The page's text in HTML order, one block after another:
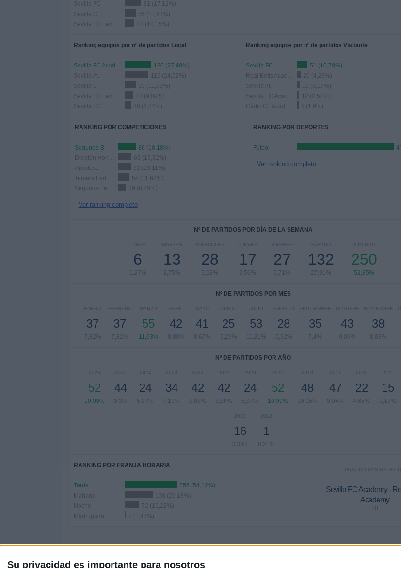
Su privacidad es importante para nosotros
Sevilla FC
81 (17,12%)
Sevilla C
55 (11,63%)
48 (10,15%)
Ranking equipos por nº de partidos Local
Sevilla FC Academy
130 (27,48%)
Sevilla At.
116 (24,52%)
Sevilla C
55 (11,63%)
43 (9,09%)
Sevilla FC
30 (6,34%)
Ranking equipos por nº de partidos Visitante
Sevilla FC
51 (10,78%)
20 (4,23%)
Sevilla At.
15 (3,17%)
12 (2,54%)
9 (1,9%)
RANKING POR COMPETICIONES
Segunda B
86 (18,18%)
63 (13,32%)
Amistoso
62 (13,11%)
55 (11,63%)
39 (8,25%)
Ver ranking completo
RANKING POR DEPORTES
Fútbol
Ver ranking completo
Nº DE PARTIDOS POR DÍA DE LA SEMANA
LUNES
6
1,27%
MARTES
13
2,75%
MIÉRCOLES
28
5,92%
JUEVES
17
3,59%
VIERNES
27
5,71%
SÁBADO
132
27,91%
DOMINGO
250
52,85%
Nº DE PARTIDOS POR MES
ENERO
37
7,82%
FEBRERO
37
7,82%
MARZO
55
11,63%
ABRIL
42
8,88%
MAYO
41
8,67%
JUNIO
25
5,29%
JULIO
53
11,21%
AGOSTO
28
5,92%
SEPTIEMBRE
35
7,4%
OCTUBRE
43
9,09%
NOVIEMBRE
38
8,03%
Nº DE PARTIDOS POR AÑO
2026
52
10,99%
2025
44
9,3%
2024
24
5,07%
2023
34
7,19%
2022
42
8,88%
2021
42
8,88%
2020
24
5,07%
2019
52
10,99%
2018
48
10,15%
2017
47
9,94%
2016
22
4,65%
2015
15
3,17%
2013
16
3,38%
2012
1
0,21%
RANKING POR FRANJA HORARIA
Tarde
256 (54,12%)
Mañana
138 (29,18%)
Noche
72 (15,22%)
Madrugada
7 (1,48%)
PARTIDO MÁS
Sevilla FC Academy -
Academy
20